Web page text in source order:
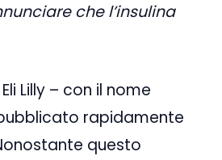
che l’insulina
Lilly – con il nome
rapidamente
questo